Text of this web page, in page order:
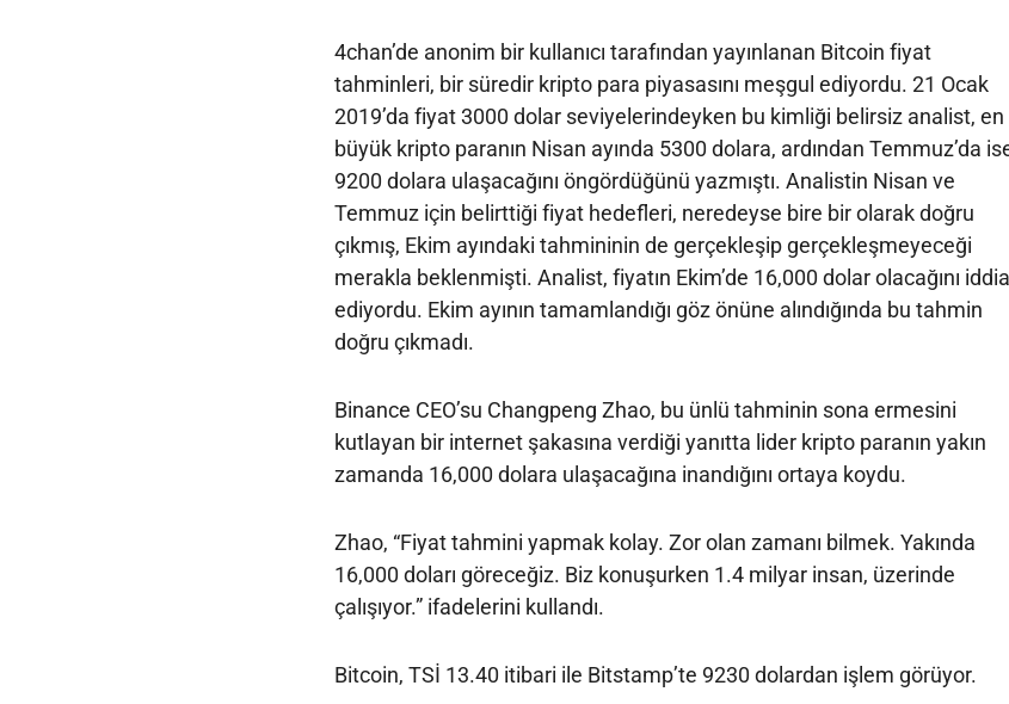
4chan’de anonim bir kullanıcı tarafından yayınlanan Bitcoin fiyat
tahminleri, bir süredir kripto para piyasasını meşgul ediyordu. 21 Ocak
2019’da fiyat 3000 dolar seviyelerindeyken bu kimliği belirsiz analist, en
büyük kripto paranın Nisan ayında 5300 dolara, ardından Temmuz’da
9200 dolara ulaşacağını öngördüğünü yazmıştı. Analistin Nisan ve
Temmuz için belirttiği fiyat hedefleri, neredeyse bire bir olarak doğru
çıkmış, Ekim ayındaki tahmininin de gerçekleşip gerçekleşmeyeceği
merakla beklenmişti. Analist, fiyatın Ekim’de 16,000 dolar olacağını iddia
ediyordu. Ekim ayının tamamlandığı göz önüne alındığında bu tahmin
doğru çıkmadı.
Binance CEO’su Changpeng Zhao, bu ünlü tahminin sona ermesini
kutlayan bir internet şakasına verdiği yanıtta lider kripto paranın yakın
zamanda 16,000 dolara ulaşacağına inandığını ortaya koydu.
Zhao, “Fiyat tahmini yapmak kolay. Zor olan zamanı bilmek. Yakında
16,000 doları göreceğiz. Biz konuşurken 1.4 milyar insan, üzerinde
çalışıyor.” ifadelerini kullandı.
Bitcoin, TSİ 13.40 itibari ile Bitstamp’te 9230 dolardan işlem görüyor.